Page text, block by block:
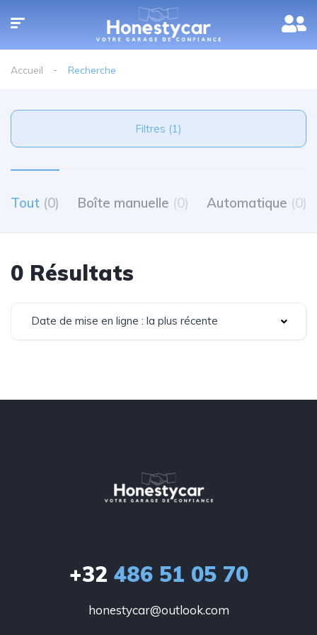
Accueil Recherche
Filtres (1)
Tout (0) Boîte manuelle (0) Automatique (0)
0 Résultats
Date de mise en ligne : la plus récente
+32 486 51 05 70
honestycar@outlook.com